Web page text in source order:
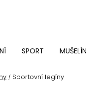
SPORT MUŠELÍN
/ Sportovní legíny